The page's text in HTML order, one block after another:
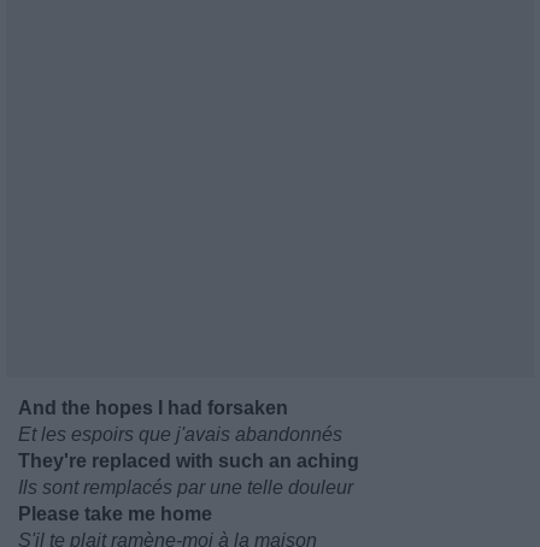
And the hopes I had forsaken
Et les espoirs que j'avais abandonnés
They're replaced with such an aching
Ils sont remplacés par une telle douleur
Please take me home
S'il te plait ramène-moi à la maison